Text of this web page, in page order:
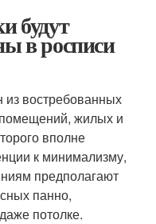
будут
в росписи
из востребованных
жилых и
вполне
к минимализму,
предполагают
панно,
потолке.